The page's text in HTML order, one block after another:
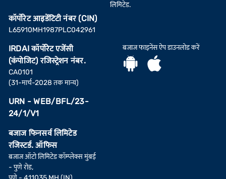
कॉर्पोरेट आइडेंटिटी नंबर (CIN)
L65910MH1987PLC042961
IRDAI कॉर्पोरेट एजेंसी
(कंपोजिट) रजिस्ट्रेशन नंबर.
CA0101
(31-मार्च-2028 तक मान्य)
URN - WEB/BFL/23-
24/1/V1
बजाज फिनसर्व लिमिटेड
रजिस्टर्ड. ऑफिस
बजाज ऑटो लिमिटेड कॉम्प्लेक्स मुंबई
- पुणे रोड,
लिमिटेड.
बजाज फाइनेंस ऐप डाउनलोड करें